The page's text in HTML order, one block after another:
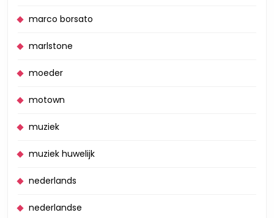
marco borsato
marlstone
moeder
motown
muziek
muziek huwelijk
nederlands
nederlandse